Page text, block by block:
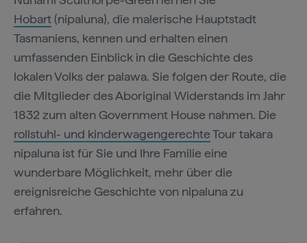
Hobart (nipaluna), die malerische Hauptstadt
Tasmaniens, kennen und erhalten einen
umfassenden Einblick in die Geschichte des
lokalen Volks der palawa. Sie folgen der Route, die
die Mitglieder des Aboriginal Widerstands im Jahr
1832 zum alten Government House nahmen. Die
rollstuhl- und kinderwagengerechteTour takara
nipaluna ist für Sie und Ihre Familie eine
wunderbare Möglichkeit, mehr über die
ereignisreiche Geschichte von nipaluna zu
erfahren.